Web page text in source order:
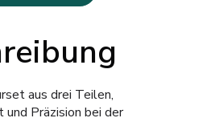
aus drei Teilen,
Präzision bei der